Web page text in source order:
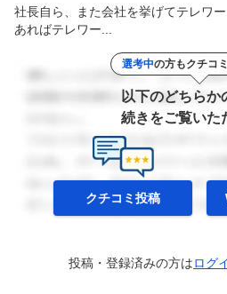
社長自ら、また会社を挙げてテレワ
あればテレワー...
選考中の方もクチコ
以下のどちらか
続きをご覧いた
クチコミ投稿
投稿・登録済みの方はログ